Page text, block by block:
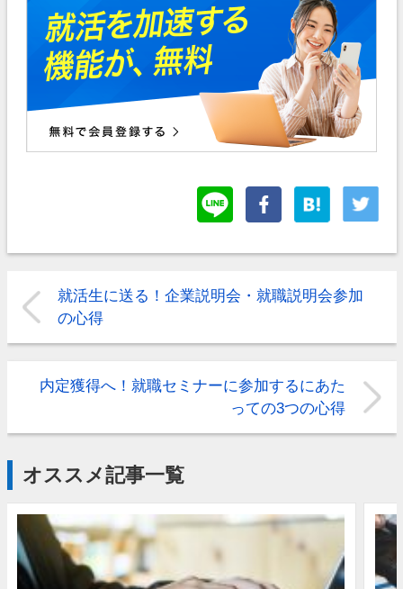
就活生に送る！企業説明会・就職説明会参加
の心得
内定獲得へ！就職セミナーに参加するにあた
っての3つの心得
オススメ記事一覧